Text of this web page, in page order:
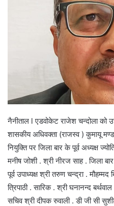
नैनीताल l एडवोकेट राजेश चन्दोला को
शासकीय अधिवक्ता (राजस्व ) कुमायू
नियुक्ति पर जिला बार के पूर्व अध्यक्ष
मनीष जोशी . श्री नीरज साह . जिला
पूर्व उपाध्यक्ष श्री तरुण चन्द्रा .
त्रिपाठी . सारिक . श्री घनानन्द
सचिव श्री दीपक रुवाली . डी जी सी